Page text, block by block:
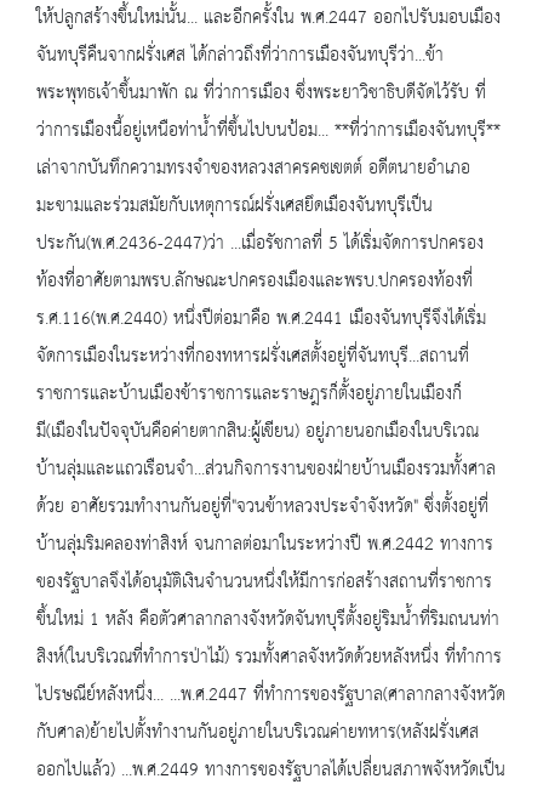
ให้ปลูกสร้างขึ้นใหม่นั้น... และอีกครั้งใน พ.ศ.2447 ออกไปรับมอบเมือง
จันทบุรีคืนจากฝรั่งเศส ได้กล่าวถึงที่ว่าการเมืองจันทบุรีว่า...ข้า
พระพุทธเจ้าขึ้นมาพัก ณ ที่ว่าการเมือง ซึ่งพระยาวิชาธิบดีจัดไว้รับ ที่
ว่าการเมืองนี้อยู่เหนือท่าน้ำที่ขึ้นไปบนป้อม... **ที่ว่าการเมืองจันทบุรี**
เล่าจากบันทึกความทรงจำของหลวงสาครคชเขตต์ อดีตนายอำเภอ
มะขามและร่วมสมัยกับเหตุการณ์ฝรั่งเศสยึดเมืองจันทบุรีเป็น
ประกัน(พ.ศ.2436-2447)ว่า ...เมื่อรัชกาลที่ 5 ได้เริ่มจัดการปกครอง
ท้องที่อาศัยตามพรบ.ลักษณะปกครองเมืองและพรบ.ปกครองท้องที่
ร.ศ.116(พ.ศ.2440) หนึ่งปีต่อมาคือ พ.ศ.2441 เมืองจันทบุรีจึงได้เริ่ม
จัดการเมืองในระหว่างที่กองทหารฝรั่งเศสตั้งอยู่ที่จันทบุรี...สถานที่
ราชการและบ้านเมืองข้าราชการและราษฎรก็ตั้งอยู่ภายในเมืองก็
มี(เมืองในปัจจุบันคือค่ายตากสิน:ผู้เขียน) อยู่ภายนอกเมืองในบริเวณ
บ้านลุ่มและแถวเรือนจำ...ส่วนกิจการงานของฝ่ายบ้านเมืองรวมทั้งศาล
ด้วย อาศัยรวมทำงานกันอยู่ที่"จวนข้าหลวงประจำจังหวัด" ซึ่งตั้งอยู่ที่
บ้านลุ่มริมคลองท่าสิงห์ จนกาลต่อมาในระหว่างปี พ.ศ.2442 ทางการ
ของรัฐบาลจึงได้อนุมัติเงินจำนวนหนึ่งให้มีการก่อสร้างสถานที่ราชการ
ขึ้นใหม่ 1 หลัง คือตัวศาลากลางจังหวัดจันทบุรีตั้งอยู่ริมน้ำที่ริมถนนท่า
สิงห์(ในบริเวณที่ทำการป่าไม้) รวมทั้งศาลจังหวัดด้วยหลังหนึ่ง ที่ทำการ
ไปรษณีย์หลังหนึ่ง... ...พ.ศ.2447 ที่ทำการของรัฐบาล(ศาลากลางจังหวัด
กับศาล)ย้ายไปตั้งทำงานกันอยู่ภายในบริเวณค่ายทหาร(หลังฝรั่งเศส
ออกไปแล้ว) ...พ.ศ.2449 ทางการของรัฐบาลได้เปลี่ยนสภาพจังหวัดเป็น